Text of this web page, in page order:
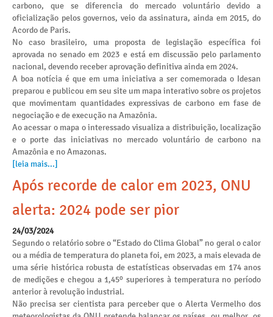
carbono, que se diferencia do mercado voluntário devido a
oficialização pelos governos, veio da assinatura, ainda em 2015, do
Acordo de Paris.
No caso brasileiro, uma proposta de legislação específica foi
aprovada no senado em 2023 e está em discussão pelo parlamento
nacional, devendo receber aprovação definitiva ainda em 2024.
A boa notícia é que em uma iniciativa a ser comemorada o Idesan
preparou e publicou em seu site um mapa interativo sobre os projetos
que movimentam quantidades expressivas de carbono em fase de
negociação e de execução na Amazônia.
Ao acessar o mapa o interessado visualiza a distribuição, localização
e o porte das iniciativas no mercado voluntário de carbono na
Amazônia e no Amazonas.
[leia mais...]
Após recorde de calor em 2023, ONU
alerta: 2024 pode ser pior
24/03/2024
Segundo o relatório sobre o “Estado do Clima Global” no geral o calor
ou a média de temperatura do planeta foi, em 2023, a mais elevada de
uma série histórica robusta de estatísticas observadas em 174 anos
de medições e chegou a 1,45º superiores à temperatura no período
anterior à revolução industrial.
Não precisa ser cientista para perceber que o Alerta Vermelho dos